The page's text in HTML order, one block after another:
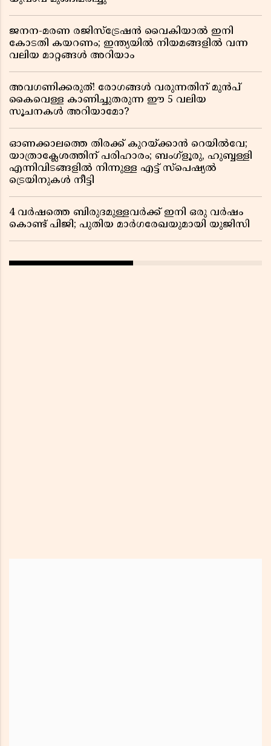
ജനന-മരണ രജിസ്ട്രേഷൻ വൈകിയാൽ ഇനി
കോടതി കയറണം; ഇന്ത്യയിൽ നിയമങ്ങളിൽ വന്ന
വലിയ മാറ്റങ്ങൾ അറിയാം
അവഗണിക്കരുത്! രോഗങ്ങൾ വരുന്നതിന് മുൻപ്
കൈവെള്ള കാണിച്ചുതരുന്ന ഈ 5 വലിയ
സൂചനകൾ അറിയാമോ?
ഓണക്കാലത്തെ തിരക്ക് കുറയ്ക്കാൻ റെയിൽവേ;
യാത്രാക്ലേശത്തിന് പരിഹാരം; ബംഗ്ളൂരു, ഹുബ്ബള്ളി
എന്നിവിടങ്ങളിൽ നിന്നുള്ള എട്ട് സ്പെഷ്യൽ
ട്രെയിനുകൾ നീട്ടി
4 വർഷത്തെ ബിരുദമുള്ളവർക്ക് ഇനി ഒരു വർഷം
കൊണ്ട് പിജി; പുതിയ മാർഗരേഖയുമായി യുജിസി